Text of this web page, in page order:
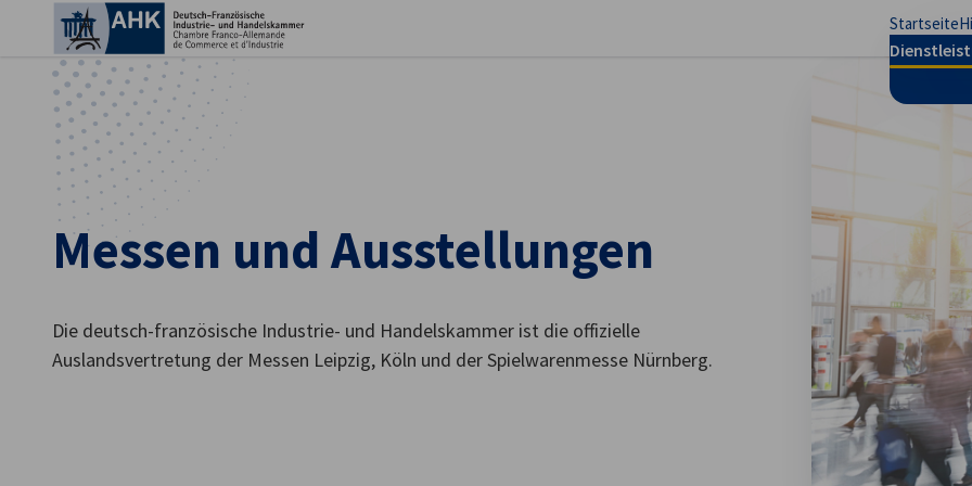
Startseite
Messen und Ausstellungen
Die deutsch-französische Industrie- und Handelskammer ist die offizielle
Auslandsvertretung der Messen Leipzig, Köln und der Spielwarenmesse Nürnberg.